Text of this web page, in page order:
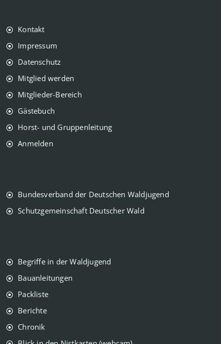
Kontakt
Impressum
Datenschutz
Mitglied werden
Mitglieder-Bereich
Gästebuch
Horst- und Gruppenleitung
Anmelden
Bundesverband der Deutschen Waldjugend
Schutzgemeinschaft Deutscher Wald
Begriffe in der Waldjugend
Bauanleitungen
Packliste
Berichte
Chronik